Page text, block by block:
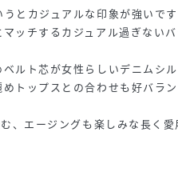
とカジュアルな印象が強いで
ッチするカジュアル過ぎないバ
ルト芯が女性らしいデニムシル
トップスとの合わせも好バラ
、エージングも楽しみな長く愛